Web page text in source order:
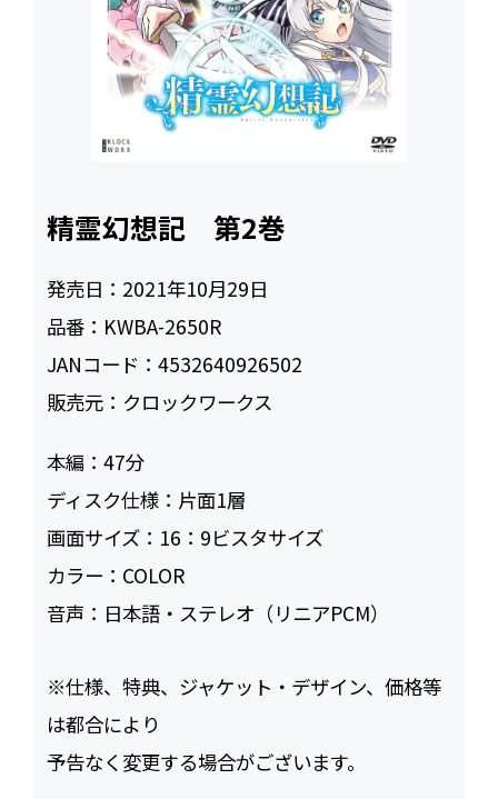
精霊幻想記 第2巻
発売日： 2021年10月29日
品番： KWBA-2650R
JANコード：4532640926502
販売元： クロックワークス
本編：47
ディスク仕様： 片面1層
画面サイズ： 16：9ビスタサイズ
カラー： COLOR
音声： 日本語・ステレオ（リニアPCM）
※仕様、特典、ジャケット・デザイン、価格等
は都合により
予告なく変更する場合がございます。